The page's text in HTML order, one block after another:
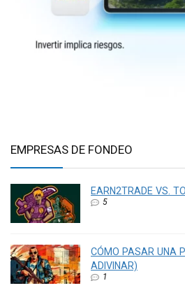
EMPRESAS DE FONDEO
EARN2TRADE VS.
5
CÓMO PASAR UNA
ADIVINAR)
1